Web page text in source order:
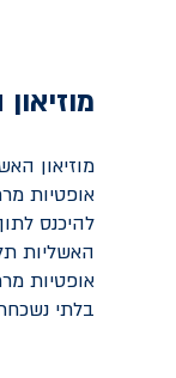
אופטיות
להיכנס
האשליות
אופטיות
בלתי